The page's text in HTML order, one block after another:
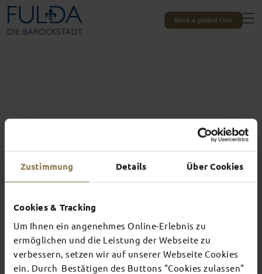
Zustimmung Details Über Cookies
Cookies & Tracking
Um Ihnen ein angenehmes Online-Erlebnis zu
ermöglichen und die Leistung der Webseite zu
verbessern, setzen wir auf unserer Webseite Cookies
ein. Durch Bestätigen des Buttons "Cookies zulassen"
Book a guided tour
All experiences at a glance
THIS IS WHAT
AWAITS YOU IN